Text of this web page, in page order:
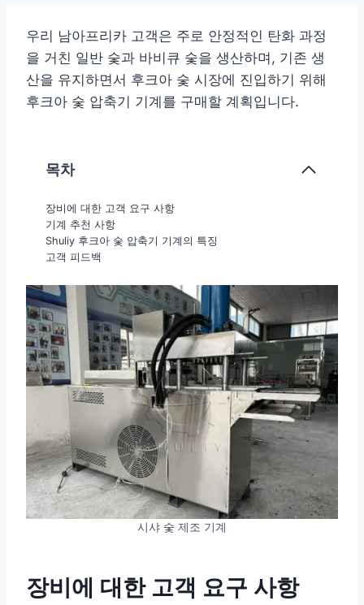
우리 남아프리카 고객은 주로 안정적인 탄화 과정
을 거친 일반 숯과 바비큐 숯을 생산하며, 기존 생
산을 유지하면서 후크아 숯 시장에 진입하기 위해
후크아 숯 압축기 기계를 구매할 계획입니다.
목차
장비에 대한 고객 요구 사항
기계 추천 사항
Shuliy 후크아 숯 압축기 기계의 특징
고객 피드백
시샤 숯 제조 기계
장비에 대한 고객 요구 사항